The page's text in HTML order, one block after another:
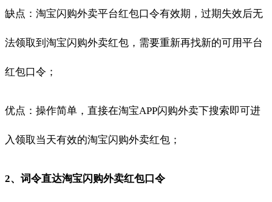
缺点：淘宝闪购外卖平台红包口令有效期，过期失效后无
法领取到淘宝闪购外卖红包，需要重新再找新的可用平台
红包口令；
优点：操作简单，直接在淘宝APP闪购外卖下搜索即可进
入领取当天有效的淘宝闪购外卖红包；
2、词令直达淘宝闪购外卖红包口令